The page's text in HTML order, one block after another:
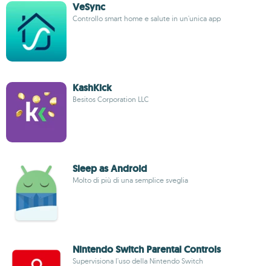
VeSync
Controllo smart home e salute in un'unica app
KashKick
Besitos Corporation LLC
Sleep as Android
Molto di più di una semplice sveglia
Nintendo Switch Parental Controls
Supervisiona l'uso della Nintendo Switch